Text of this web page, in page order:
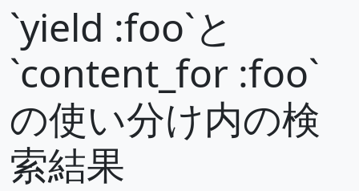
`yield :foo`と
`content_for :foo`
の使い分け内の検
索結果